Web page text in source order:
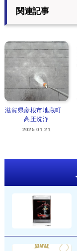
関連記事
滋賀県彦根市地蔵町
高圧洗浄
2025.01.21